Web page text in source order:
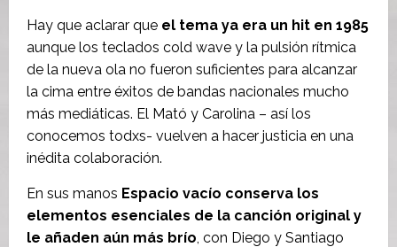
Hay que aclarar que el tema ya era un hit en 1985
aunque los teclados cold wave y la pulsión rítmica
de la nueva ola no fueron suficientes para alcanzar
la cima entre éxitos de bandas nacionales mucho
más mediáticas. El Mató y Carolina – así los
conocemos todxs- vuelven a hacer justicia en una
inédita colaboración.
En sus manos Espacio vacío conserva los
elementos esenciales de la canción original y
le añaden aún más brío , con Diego y Santiago